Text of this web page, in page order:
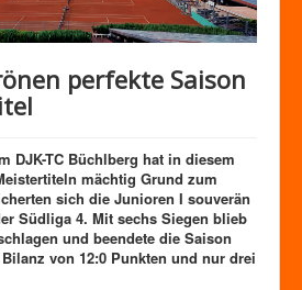
perfekte Saison
DJK-TC Büchlberg hat in diesem
mächtig Grund zum
sich die Junioren I souverän
Südliga 4. Mit sechs Siegen blieb
und beendete die Saison
von 12:0 Punkten und nur drei